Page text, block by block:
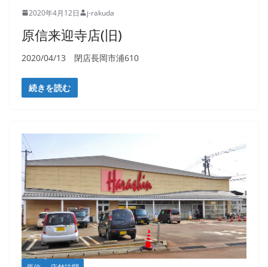
2020年4月12日 j-rakuda
原信来迎寺店(旧)
2020/04/13 閉店長岡市浦610
続きを読む